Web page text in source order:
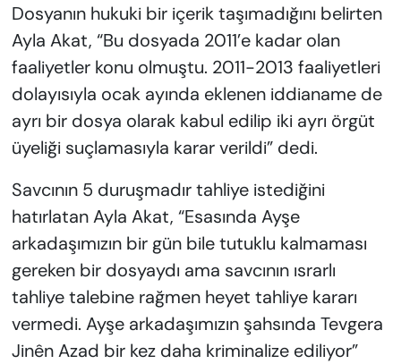
Dosyanın hukuki bir içerik taşımadığını belirten
Ayla Akat, “Bu dosyada 2011’e kadar olan
faaliyetler konu olmuştu. 2011-2013 faaliyetleri
dolayısıyla ocak ayında eklenen iddianame de
ayrı bir dosya olarak kabul edilip iki ayrı örgüt
üyeliği suçlamasıyla karar verildi” dedi.
Savcının 5 duruşmadır tahliye istediğini
hatırlatan Ayla Akat, “Esasında Ayşe
arkadaşımızın bir gün bile tutuklu kalmaması
gereken bir dosyaydı ama savcının ısrarlı
tahliye talebine rağmen heyet tahliye kararı
vermedi. Ayşe arkadaşımızın şahsında Tevgera
Jinên Azad bir kez daha kriminalize ediliyor”